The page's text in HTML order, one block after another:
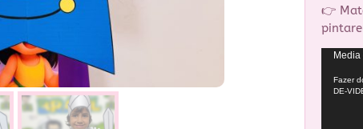
👉
de
vídeo
Fazer
DE-